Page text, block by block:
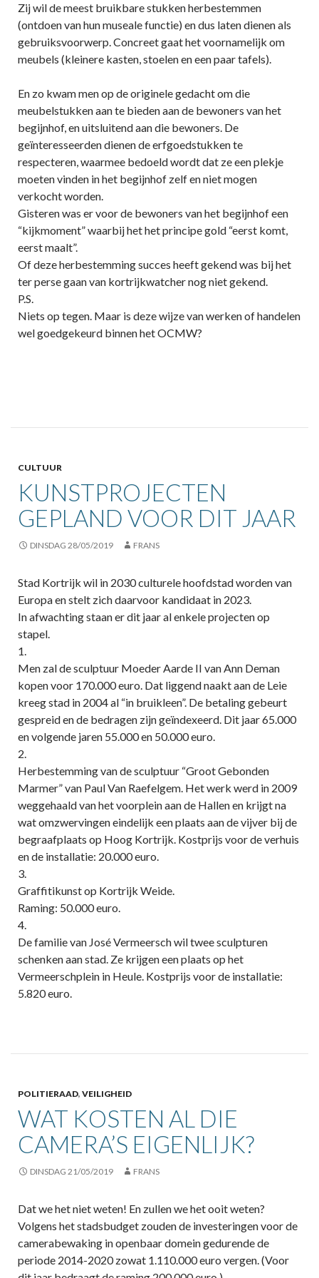
Zij wil de meest bruikbare stukken herbestemmen
(ontdoen van hun museale functie) en dus laten dienen als
gebruiksvoorwerp. Concreet gaat het voornamelijk om
meubels (kleinere kasten, stoelen en een paar tafels).
En zo kwam men op de originele gedacht om die
meubelstukken aan te bieden aan de bewoners van het
begijnhof, en uitsluitend aan die bewoners. De
geïnteresseerden dienen de erfgoedstukken te
respecteren, waarmee bedoeld wordt dat ze een plekje
moeten vinden in het begijnhof zelf en niet mogen
verkocht worden.
Gisteren was er voor de bewoners van het begijnhof een
“kijkmoment” waarbij het het principe gold “eerst komt,
eerst maalt”.
Of deze herbestemming succes heeft gekend was bij het
ter perse gaan van kortrijkwatcher nog niet gekend.
P.S.
Niets op tegen. Maar is deze wijze van werken of handelen
wel goedgekeurd binnen het OCMW?
CULTUUR
KUNSTPROJECTEN
GEPLAND VOOR DIT JAAR
DINSDAG 28/05/2019 FRANS
Stad Kortrijk wil in 2030 culturele hoofdstad worden van
Europa en stelt zich daarvoor kandidaat in 2023.
In afwachting staan er dit jaar al enkele projecten op
stapel.
1.
Men zal de sculptuur Moeder Aarde II van Ann Deman
kopen voor 170.000 euro. Dat liggend naakt aan de Leie
kreeg stad in 2004 al “in bruikleen”. De betaling gebeurt
gespreid en de bedragen zijn geïndexeerd. Dit jaar 65.000
en volgende jaren 55.000 en 50.000 euro.
2.
Herbestemming van de sculptuur “Groot Gebonden
Marmer” van Paul Van Raefelgem. Het werk werd in 2009
weggehaald van het voorplein aan de Hallen en krijgt na
wat omzwervingen eindelijk een plaats aan de vijver bij de
begraafplaats op Hoog Kortrijk. Kostprijs voor de verhuis
en de installatie: 20.000 euro.
3.
Graffitikunst op Kortrijk Weide.
Raming: 50.000 euro.
4.
De familie van José Vermeersch wil twee sculpturen
schenken aan stad. Ze krijgen een plaats op het
Vermeerschplein in Heule. Kostprijs voor de installatie:
5.820 euro.
POLITIERAAD, VEILIGHEID
WAT KOSTEN AL DIE
CAMERA’S EIGENLIJK?
DINSDAG 21/05/2019 FRANS
Dat we het niet weten! En zullen we het ooit weten?
Volgens het stadsbudget zouden de investeringen voor de
camerabewaking in openbaar domein gedurende de
periode 2014-2020 zowat 1.110.000 euro vergen. (Voor